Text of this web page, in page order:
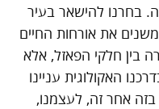
בחרנו להישאר בעיר
את אורחות החיים
בין חלקי הפאזל, אלא
האקולוגית עניינו
בזה אחר זה, לעצמנו,